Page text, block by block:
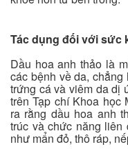
Tác dụng đối với sức
Dầu hoa anh thảo là
các bệnh về da,
trứng cá và viêm da dị
trên Tạp chí Khoa học
ra rằng dầu hoa anh
trúc và chức năng liên
như mẩn đỏ, thô ráp,